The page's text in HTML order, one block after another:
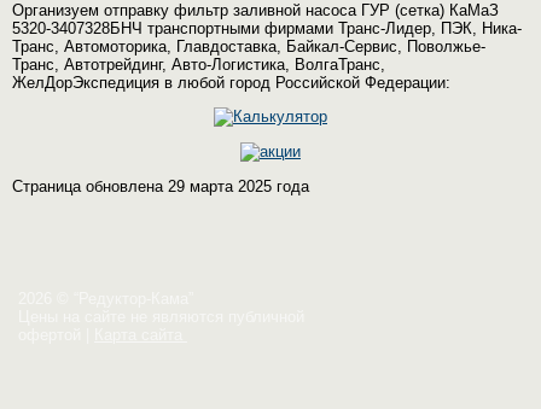
Организуем отправку фильтр заливной насоса ГУР (сетка) КаМаЗ
5320-3407328БНЧ транспортными фирмами Транс-Лидер, ПЭК, Ника-
Транс, Автомоторика, Главдоставка, Байкал-Сервис, Поволжье-
Транс, Автотрейдинг, Авто-Логистика, ВолгаТранс,
ЖелДорЭкспедиция в любой город Российской Федерации:
Страница обновлена 29 марта 2025 года